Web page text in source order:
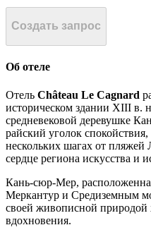
Создать запрос
Об отеле
Отель Château Le Cagnard
историческом здании XIII в.
средневековой деревушке
райский уголок
нескольких шагах от пляжей
сердце региона искусства и
Кань-сюр-Мер,
Меркантур и Средиземным
своей живописной
вдохновения.